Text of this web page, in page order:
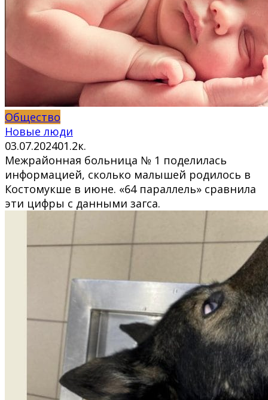
Общество
Новые люди
03.07.202401.2к.
Межрайонная больница № 1 поделилась
информацией, сколько малышей родилось в
Костомукше в июне. «64 параллель» сравнила
эти цифры с данными загса.